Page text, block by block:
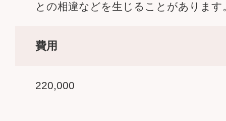
との相違などを生じることがあります
費用
220,000